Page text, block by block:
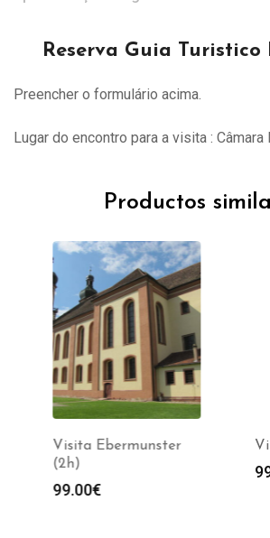
Reserva Guia
Preencher o formulário acima.
Lugar do encontro para a visita : Câmara
Productos
Visita Ebermunster
(2h)
99.00€
99.00